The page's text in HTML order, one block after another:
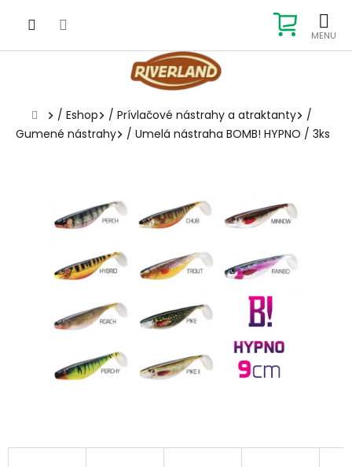
KOŠÍK
Domov
/ Eshop / Prívlačové nástrahy a atraktanty
/
Gumené nástrahy
/ Umelá nástraha BOMB! HYPNO / 3ks